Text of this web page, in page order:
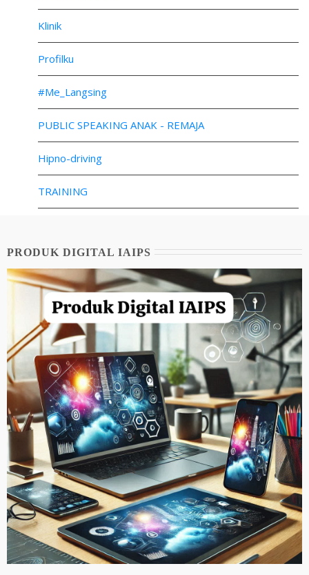
Klinik
Profilku
#Me_Langsing
PUBLIC SPEAKING ANAK - REMAJA
Hipno-driving
TRAINING
PRODUK DIGITAL IAIPS